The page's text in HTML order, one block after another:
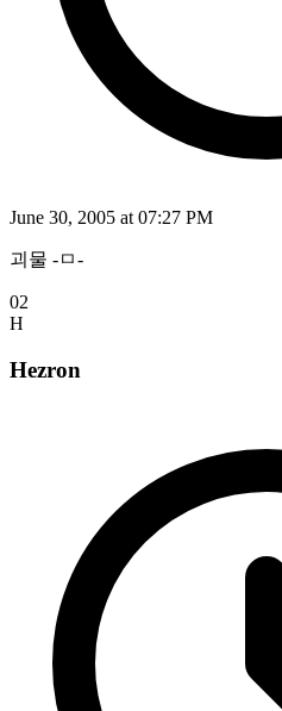
June 30, 2005 at 07:27 PM
괴물 -ㅁ-
02
H
Hezron